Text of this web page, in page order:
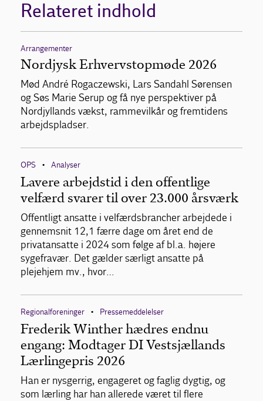
Relateret indhold
Arrangementer
Nordjysk Erhvervstopmøde 2026
Mød André Rogaczewski, Lars Sandahl Sørensen
og Søs Marie Serup og få nye perspektiver på
Nordjyllands vækst, rammevilkår og fremtidens
arbejdspladser.
OPS • Analyser
Lavere arbejdstid i den offentlige
velfærd svarer til over 23.000 årsværk
Offentligt ansatte i velfærdsbrancher arbejdede i
gennemsnit 12,1 færre dage om året end de
privatansatte i 2024 som følge af bl.a. højere
sygefravær. Det gælder særligt ansatte på
plejehjem mv., hvor…
Regionalforeninger • Pressemeddelelser
Frederik Winther hædres endnu
engang: Modtager DI Vestsjællands
Lærlingepris 2026
Han er nysgerrig, engageret og faglig dygtig, og
som lærling har han allerede været til flere